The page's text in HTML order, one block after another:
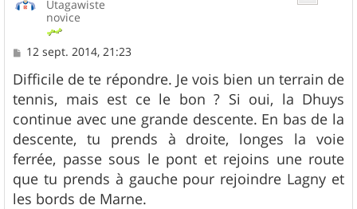
Utagawiste
novice
M
s
s
a
g
e
12 sept. 2014, 21:23
Difficile de te répondre. Je vois bien un terrain de
tennis, mais est ce le bon ? Si oui, la Dhuys
continue avec une grande descente. En bas de la
descente, tu prends à droite, longes la voie
ferrée, passe sous le pont et rejoins une route
que tu prends à gauche pour rejoindre Lagny et
les bords de Marne.